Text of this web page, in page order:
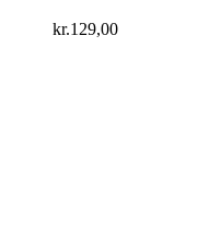
kr.129,00